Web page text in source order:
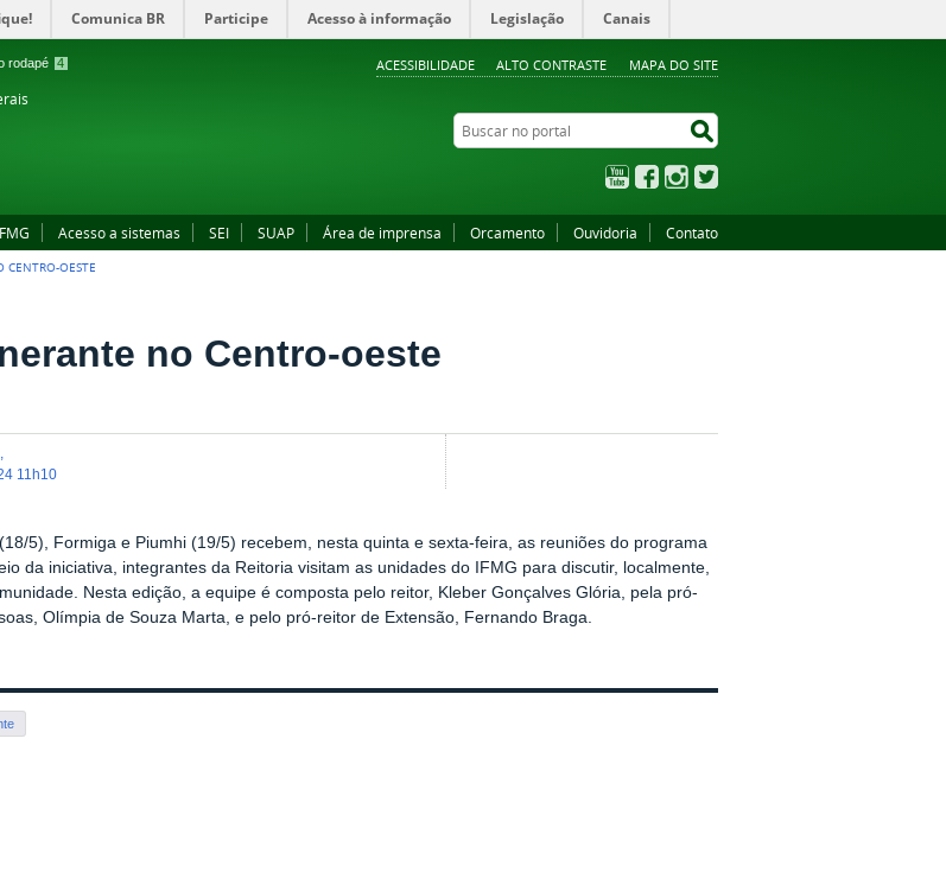
rodapé 4 ACESSIBILIDADE ALTO CONTRASTE MAPA DO SITE
Comunica BR Participe Acesso à informação Legislação Canais
Buscar no portal
YouTubeFacebookInstagram
Acesso a sistemas SEI SUAP Área de imprensa Orcamento Ouvidoria Contato
CENTRO-OESTE
no Centro-oeste
11h10
5), Formiga e Piumhi (19/5) recebem, nesta quinta e sexta-feira, as reuniões do programa
da iniciativa, integrantes da Reitoria visitam as unidades do IFMG para discutir, localmente,
Nesta edição, a equipe é composta pelo reitor, Kleber Gonçalves Glória, pela pró-
Olímpia de Souza Marta, e pelo pró-reitor de Extensão, Fernando Braga.